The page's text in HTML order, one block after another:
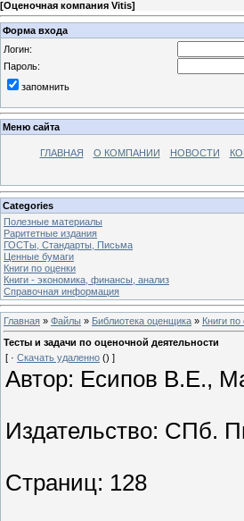
[Оценочная компания Vitis]
Форма входа
Логин:
Пароль:
запомнить
Меню сайта
ГЛАВНАЯ О КОМПАНИИ НОВОСТИ
Categories
Полезные материалы
Раритетные издания
ГОСТы, Стандарты, Письма
Ценные бумаги
Книги по оценки
Книги - экономика, финансы, анализ
Справочная информация
Главная » Файлы » Библиотека оценщика » Книги по
Тесты и задачи по оценочной деятельности
[ · Скачать удаленно () ]
Автор: Есипов В.Е.,
Издательство: СПб.
Страниц: 128